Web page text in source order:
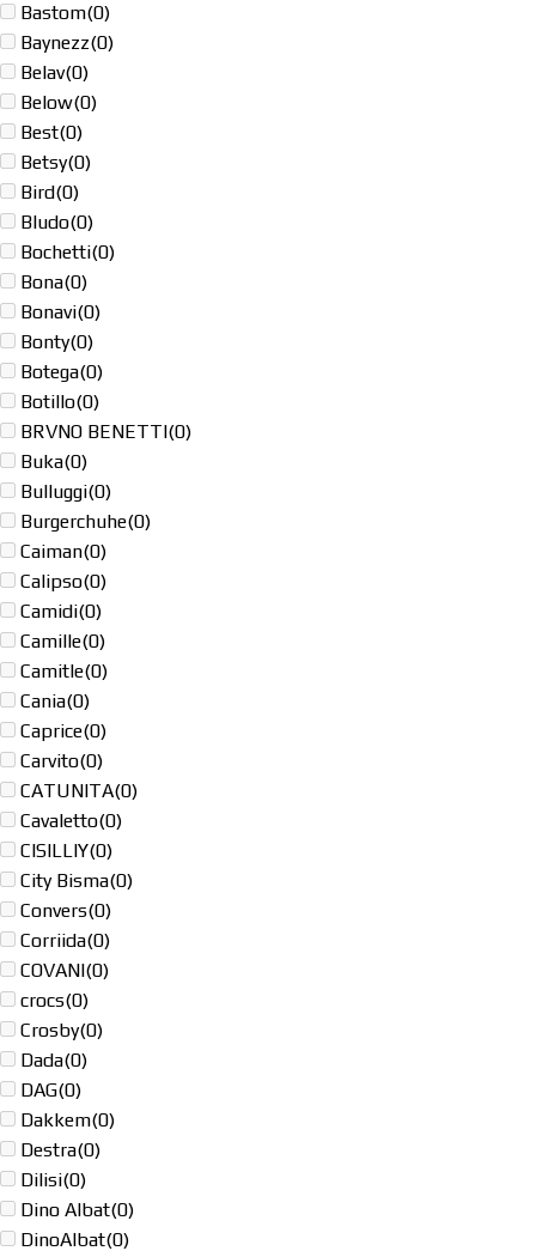
Bastom(0)
Baynezz(0)
Belav(0)
Below(0)
Best(0)
Betsy(0)
Bird(0)
Bludo(0)
Bochetti(0)
Bona(0)
Bonavi(0)
Bonty(0)
Botega(0)
Botillo(0)
BRVNO BENETTI(0)
Buka(0)
Bulluggi(0)
Burgerchuhe(0)
Caiman(0)
Calipso(0)
Camidi(0)
Camille(0)
Camitle(0)
Cania(0)
Caprice(0)
Carvito(0)
CATUNITA(0)
Cavaletto(0)
CISILLIY(0)
City Bisma(0)
Convers(0)
Corriida(0)
COVANI(0)
crocs(0)
Crosby(0)
Dada(0)
DAG(0)
Dakkem(0)
Destra(0)
Dilisi(0)
Dino Albat(0)
DinoAlbat(0)